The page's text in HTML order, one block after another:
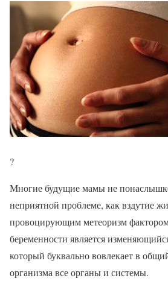
?
Многие будущие мамы не
неприятной проблеме, как вздутие
провоцирующим метеоризм
беременности является
который буквально вовлекает в
организма все органы и системы.